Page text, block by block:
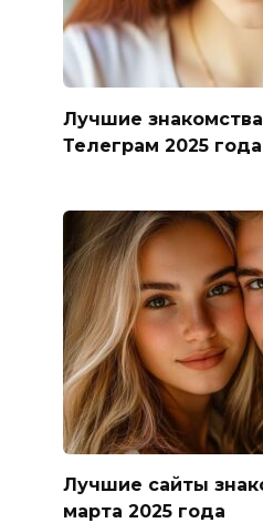
Лучшие
Телеграм 2025 года
Лучшие сайты
марта 2025 года